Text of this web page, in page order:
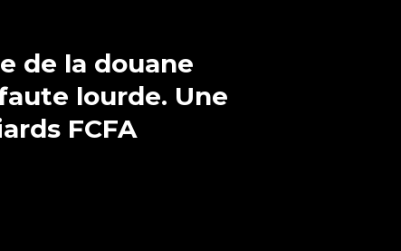
de la douane
lourde. Une
FCFA